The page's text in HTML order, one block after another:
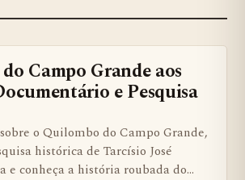
MATERIAS E IMATERIAIS
Campo Grande aos
e Pesquisa
o Quilombo do Campo Grande,
histórica de Tarcísio José
e conheça a história roubada do…